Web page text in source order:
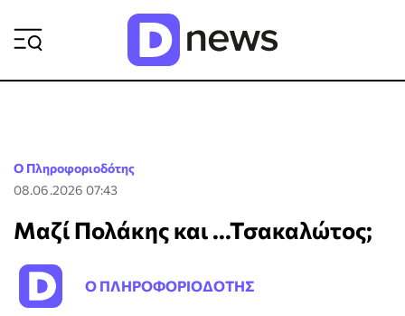
Ο Πληροφοριοδότης
08.06.2026 07:43
Μαζί Πολάκης και ...Τσακαλώτος;
Ο ΠΛΗΡΟΦΟΡΙΟΔΟΤΗΣ